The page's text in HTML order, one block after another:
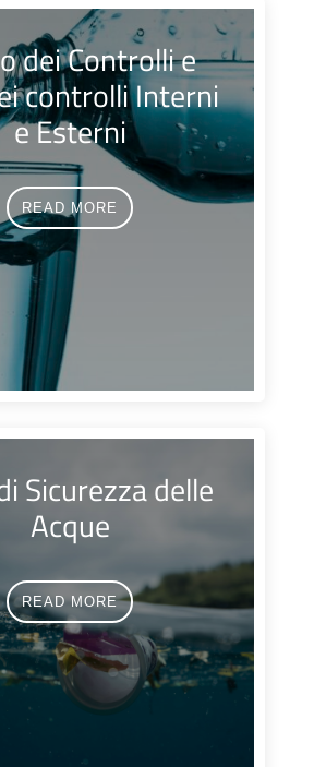
dei Controlli e
controlli Interni
e Esterni
READ MORE
Sicurezza delle
Acque
READ MORE